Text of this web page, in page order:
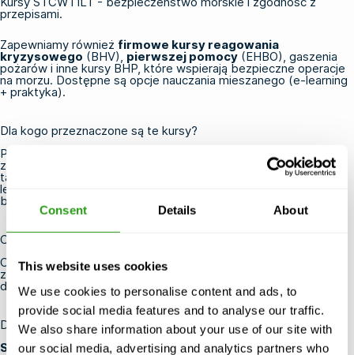
Consent Details About
This website uses cookies
We use cookies to personalise content and ads, to
provide social media features and to analyse our traffic.
We also share information about your use of our site with
our social media, advertising and analytics partners who
przepisami.
Zapewniamy również firmowe kursy reagowania
kryzysowego (BHV), pierwszej pomocy (EHBO), gaszenia
pożarów i inne kursy BHP, które wspierają bezpieczne operacje
na morzu. Dostępne są opcje nauczania mieszanego (e-learning
+ praktyka).
Dla kogo przeznaczone są te kursy?
Personel pracujący w branży wydobycia ropy naftowej i gazu
ziemnego, energii wiatrowej (offshore) i przemyśle morskim, a
także wykonawcy i powiązane firmy usługowe. Ważne badania
lekarskie są wymagane w przypadku większości kursów
bezpieczeństwa na morzu (patrz poniżej).
Certyfikacja i ważność
Certyfikaty są wydawane przez OPITO i/lub NOGEPA (ważność
zależy od konkretnego standardu; w stosownych przypadkach
dostępne są trasy odświeżające).
Dlaczego warto trenować w FMTC Safety?
Szkolenie zawsze się odbywa - nawet z jednym